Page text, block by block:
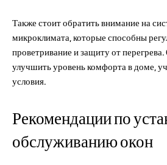
Также стоит обратить внимание на
микроклимата, которые способны
проветривание и защиту от
улучшить уровень комфорта в доме,
условия.
Рекомендации по
обслуживанию окон